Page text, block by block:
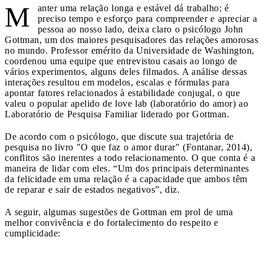
M
anter uma relação longa e estável dá trabalho; é
preciso tempo e esforço para compreender e apreciar a
pessoa ao nosso lado, deixa claro o psicólogo John
Gottman, um dos maiores pesquisadores das relações amorosas
no mundo. Professor emérito da Universidade de Washington,
coordenou uma equipe que entrevistou casais ao longo de
vários experimentos, alguns deles filmados. A análise dessas
interações resultou em modelos, escalas e fórmulas para
apontar fatores relacionados à estabilidade conjugal, o que
valeu o popular apelido de love lab (laboratório do amor) ao
Laboratório de Pesquisa Familiar liderado por Gottman.
De acordo com o psicólogo, que discute sua trajetória de
pesquisa no livro "O que faz o amor durar" (Fontanar, 2014),
conflitos são inerentes a todo relacionamento. O que conta é a
maneira de lidar com eles. “Um dos principais determinantes
da felicidade em uma relação é a capacidade que ambos têm
de reparar e sair de estados negativos”, diz.
A seguir, algumas sugestões de Gottman em prol de uma
melhor convivência e do fortalecimento do respeito e
cumplicidade: